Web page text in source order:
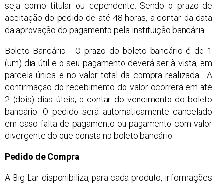
seja como titular ou dependente. Sendo o prazo de
aceitação do pedido de até 48 horas, a contar da data
da aprovação do pagamento pela instituição bancária.
Boleto Bancário - O prazo do boleto bancário é de 1
(um) dia útil e o seu pagamento deverá ser à vista, em
parcela única e no valor total da compra realizada. A
confirmação do recebimento do valor ocorrerá em até
2 (dois) dias úteis, a contar do vencimento do boleto
bancário. O pedido será automaticamente cancelado
em caso falta de pagamento ou pagamento com valor
divergente do que consta no boleto bancário.
Pedido de Compra
A Big Lar disponibiliza, para cada produto, informações